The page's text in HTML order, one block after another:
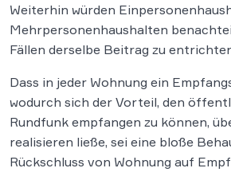
Weiterhin würden
Mehrpersonenhaushalten
Fällen derselbe Beitrag zu
Dass in jeder Wohnung ein
wodurch sich der Vorteil, den
Rundfunk empfangen zu können,
realisieren ließe, sei eine bloße
Rückschluss von Wohnung auf